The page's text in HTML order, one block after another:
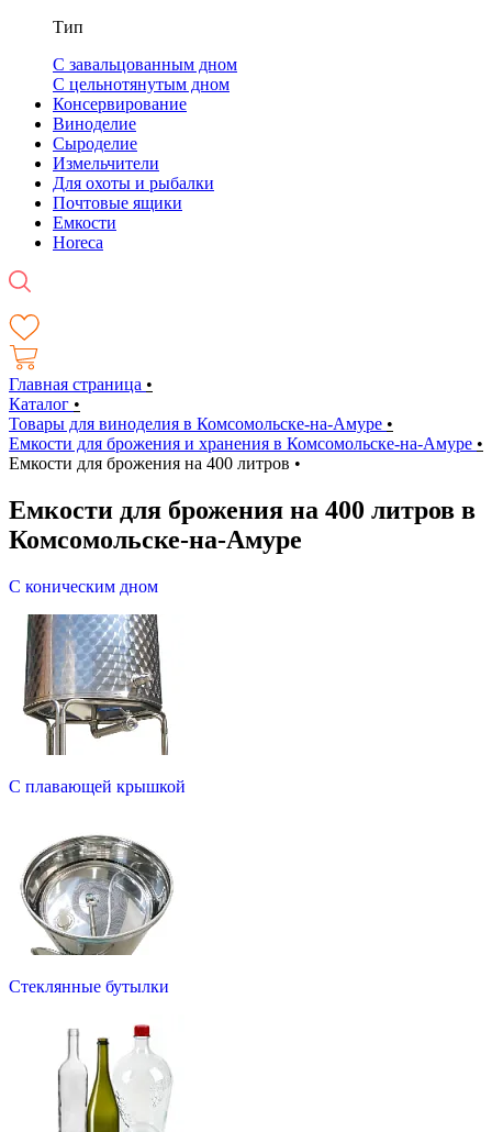
Тип
С завальцованным дном
С цельнотянутым дном
Консервирование
Виноделие
Сыроделие
Измельчители
Для охоты и рыбалки
Почтовые ящики
Емкости
Horeca
Главная страница •
Каталог •
Товары для виноделия в Комсомольске-на-Амуре •
Емкости для брожения и хранения в Комсомольске-на-Амуре •
Емкости для брожения на 400 литров •
Емкости для брожения на 400 литров в
Комсомольске-на-Амуре
С коническим дном
С плавающей крышкой
Стеклянные бутылки